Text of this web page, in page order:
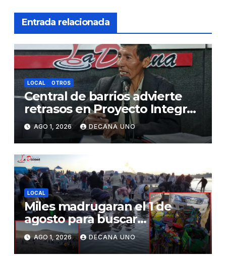
Entrada relacionada
LOCAL OTROS
Central de barrios advierte
retrasos en Proyecto Integral
de Agua y Alcantarillado para
Juliaca
AGO 1, 2026 DECANA UNO
LOCAL
Miles madrugaran el 1 de
agosto para buscar
piedrecillas en los ríos y
realizar la challa por la
AGO 1, 2026 DECANA UNO